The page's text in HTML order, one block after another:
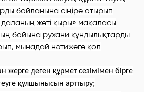
бойланына сіңіре отырып
даланың жеті қыры» мақаласы
бойына рухани құндылықтарды
мынадай нәтижеге қол
жерге деген құрмет сезімімен бірге
құлшынысын арттыру;